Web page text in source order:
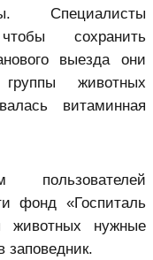
Специалисты
сохранить
выезда они
животных
витаминная
пользователей
фонд «Госпиталь
животных нужные
заповедник.